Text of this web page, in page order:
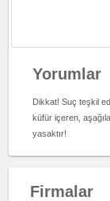
Yorumlar
Dikkat! Suç teşkil
küfür içeren,
yasaktır!
Firmalar